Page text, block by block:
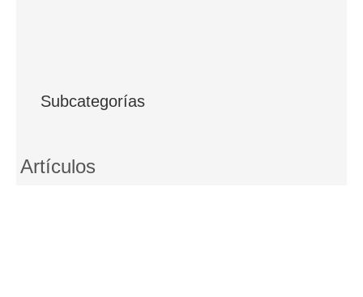
Subcategorías
Artículos